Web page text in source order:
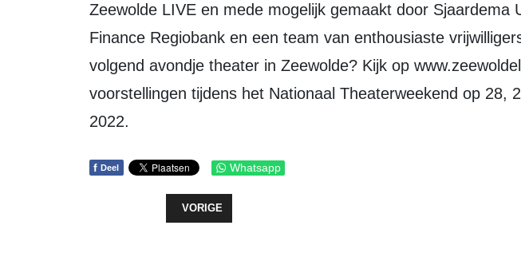
Zeewolde LIVE en mede mogelijk gemaakt door Sjaardema
Finance Regiobank en een team van enthousiaste
volgend avondje theater in Zeewolde? Kijk op
voorstellingen tijdens het Nationaal Theaterweekend op 28,
2022.
f Deel Whatsapp
VORIG ARTIKEL: EERSTE KEURMERKBORDJES UITGEREIKT AAN
VORIGE